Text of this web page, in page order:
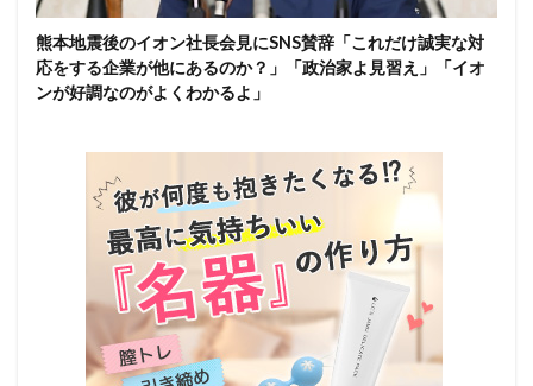
熊本地震後のイオン社長会見にSNS賛辞「これだけ誠実な対
応をする企業が他にあるのか？」「政治家よ見習え」「イオ
ンが好調なのがよくわかるよ」